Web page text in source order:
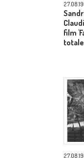
film
totale